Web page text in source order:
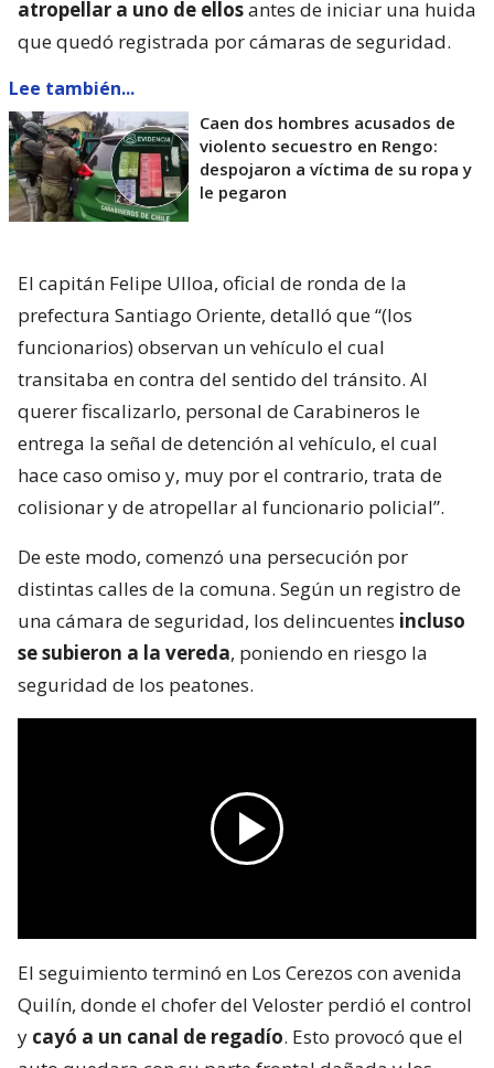
atropellar a uno de ellosantes de iniciar una huida
que quedó registrada por cámaras de seguridad.
Lee también...
Caen dos hombres acusados de
violento secuestro en Rengo:
despojaron a víctima de su ropa y
le pegaron
El capitán Felipe Ulloa, oficial de ronda de la
prefectura Santiago Oriente, detalló que “(los
funcionarios) observan un vehículo el cual
transitaba en contra del sentido del tránsito. Al
querer fiscalizarlo, personal de Carabineros le
entrega la señal de detención al vehículo, el cual
hace caso omiso y, muy por el contrario, trata de
colisionar y de atropellar al funcionario policial”.
De este modo, comenzó una persecución por
distintas calles de la comuna. Según un registro de
una cámara de seguridad, los delincuentes incluso
se subieron a la vereda, poniendo en riesgo la
seguridad de los peatones.
El seguimiento terminó en Los Cerezos con avenida
Quilín, donde el chofer del Veloster perdió el control
y cayó a un canal de regadío. Esto provocó que el